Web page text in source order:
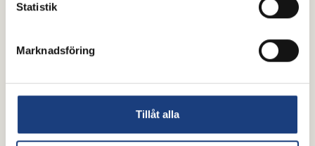
Statistik
Marknadsföring
Tillåt alla